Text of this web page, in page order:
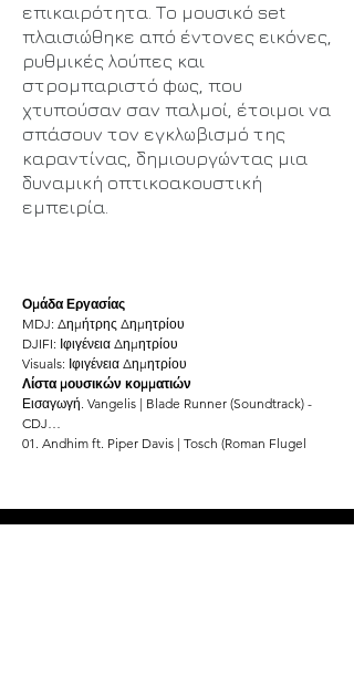
επικαιρότητα. Το μουσικό set
πλαισιώθηκε από έντονες εικόνες,
ρυθμικές λούπες και
στρομπαριστό φως, που
χτυπούσαν σαν παλμοί, έτοιμοι να
σπάσουν τον εγκλωβισμό της
καραντίνας, δημιουργώντας μια
δυναμική οπτικοακουστική
εμπειρία.
Ομάδα Εργασίας
MDJ: Δημήτρης Δημητρίου
DJIFI: Ιφιγένεια Δημητρίου
Visuals: Ιφιγένεια Δημητρίου
Λίστα μουσικών κομματιών
Εισαγωγή. Vangelis | Blade Runner (Soundtrack) -
CDJ
01. Andhim ft. Piper Davis | Tosch (Roman Flugel
Mix) - CDJ